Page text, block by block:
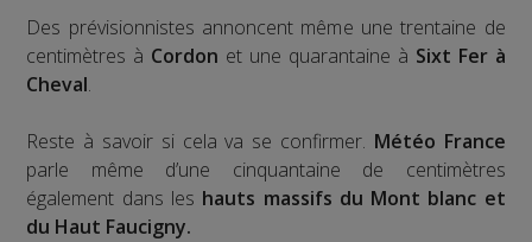
Des prévisionnistes annoncent même une trentaine de
centimètres à Cordon et une quarantaine à Sixt Fer à
Cheval.
Reste à savoir si cela va se confirmer. Météo France
parle même d’une cinquantaine de centimètres
également dans les hauts massifs du Mont blanc et
du Haut Faucigny.